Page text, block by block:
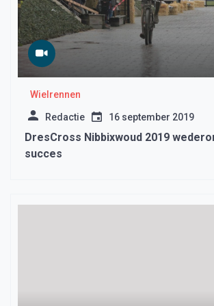
Wielrennen
Redactie 16 september 2019
DresCross Nibbixwoud 2019
succes